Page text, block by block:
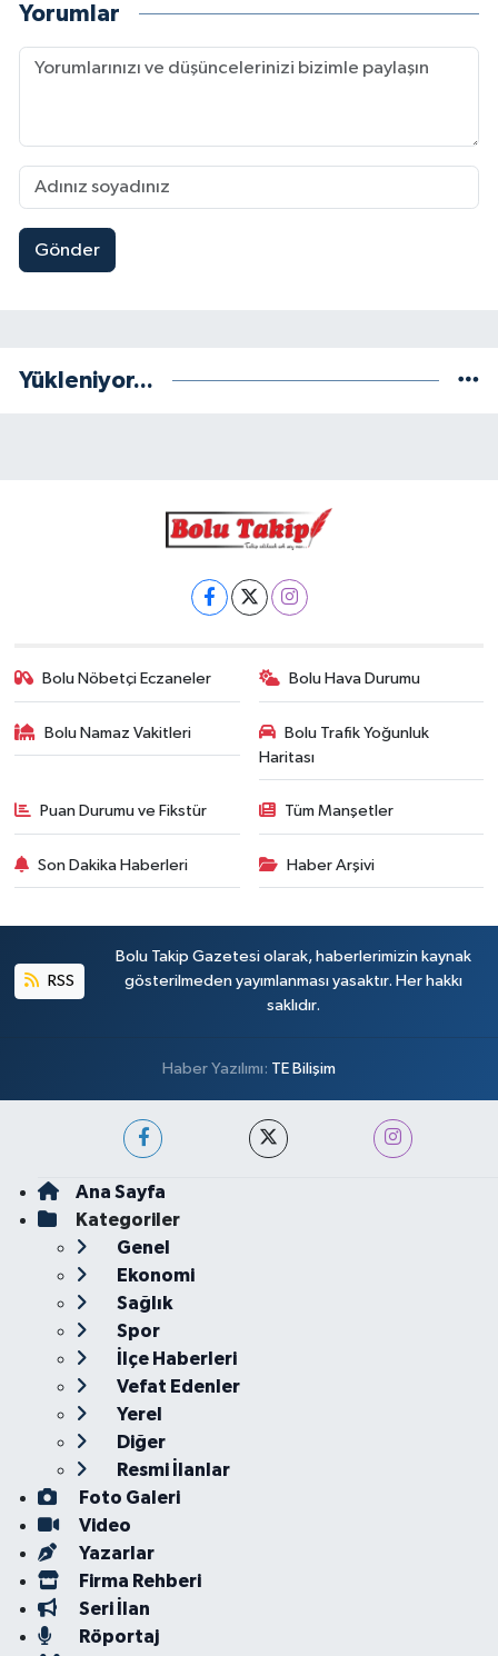
Yorumlar
Gönder
Yükleniyor...
Bolu Nöbetçi Eczaneler Bolu Hava Durumu
Bolu Namaz Vakitleri
Bolu Trafik Yoğunluk
Haritası
Puan Durumu ve Fikstür Tüm Manşetler
Son Dakika Haberleri Haber Arşivi
RSS
Bolu Takip Gazetesi olarak, haberlerimizin kaynak
gösterilmeden yayımlanması yasaktır. Her hakkı
saklıdır.
Haber Yazılımı: TE Bilişim
Ana Sayfa
Kategoriler
Genel
Ekonomi
Sağlık
Spor
İlçe Haberleri
Vefat Edenler
Yerel
Diğer
Resmi İlanlar
Foto Galeri
Video
Yazarlar
Firma Rehberi
Seri İlan
Röportaj